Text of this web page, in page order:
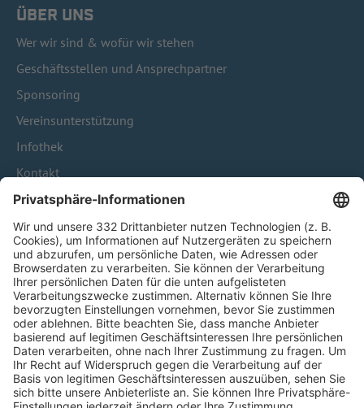
ÜBER UNS
Wer wir sind & wofür wir stehen
Geschäftsstellen und Ansprechpartner
Sponsoring
Vereinsunterstützung
Infothek
Kontakt
HÄUFIG BESUCHTE SEITEN
Pässe und Vereinswechsel
Trainerausbildung
Schulungsangebot Vereinsmitarbeiter
BFV-Geschäftsstellen
Trainerbörse
Login SpielPlus